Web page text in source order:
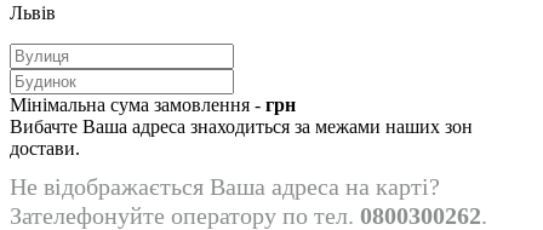
Львів
Мінімальна сума замовлення - грн
Вибачте Ваша адреса знаходиться за межами наших зон
достави.
Не відображається Ваша адреса на карті?
Зателефонуйте оператору по тел. 0800300262.